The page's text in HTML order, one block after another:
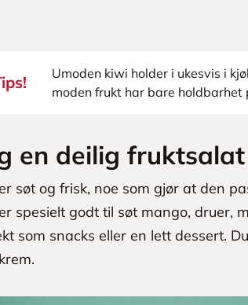
Umoden kiwi holder i ukesvis i
moden frukt har bare holdbarhet
en deilig fruktsalat
søt og frisk, noe som gjør at den
spesielt godt til søt mango, druer,
som snacks eller en lett dessert.